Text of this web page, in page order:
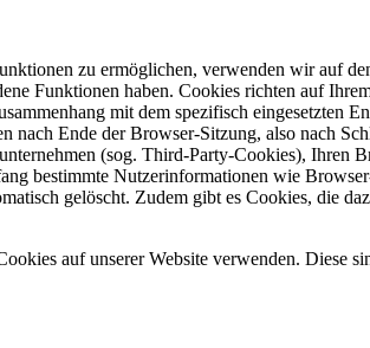
zu ermöglichen, verwenden wir auf
Funktionen haben. Cookies richten auf
mit dem spezifisch eingesetzten
Ende der Browser-Sitzung, also nach
(sog. Third-Party-Cookies), Ihren
bestimmte Nutzerinformationen wie
gelöscht. Zudem gibt es Cookies, die
auf unserer Website verwenden. Diese